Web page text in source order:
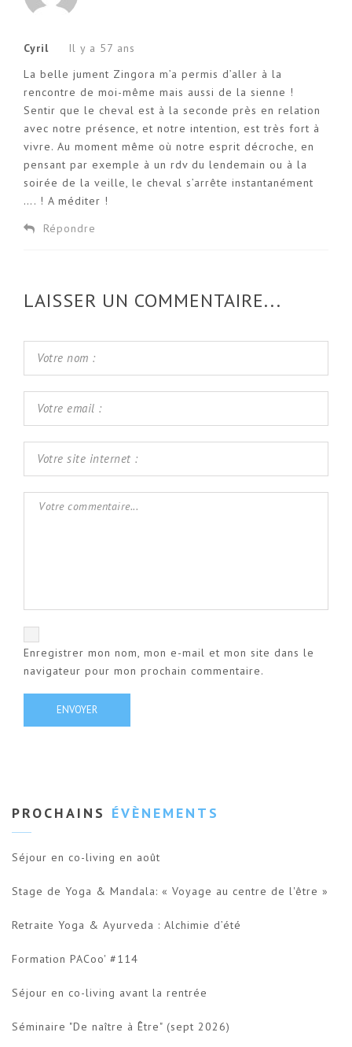
Cyril
Il y a 57 ans
La belle jument Zingora m’a permis d’aller à la
rencontre de moi-même mais aussi de la sienne !
Sentir que le cheval est à la seconde près en relation
avec notre présence, et notre intention, est très fort à
vivre. Au moment même où notre esprit décroche, en
pensant par exemple à un rdv du lendemain ou à la
soirée de la veille, le cheval s’arrête instantanément
…. ! A méditer !
Répondre
LAISSER UN COMMENTAIRE...
Enregistrer mon nom, mon e-mail et mon site dans le
navigateur pour mon prochain commentaire.
PROCHAINS ÉVÈNEMENTS
Séjour en co-living en août
Stage de Yoga & Mandala: « Voyage au centre de l'être »
Retraite Yoga & Ayurveda : Alchimie d’été
Formation PACoo' #114
Séjour en co-living avant la rentrée
Séminaire "De naître à Être" (sept 2026)